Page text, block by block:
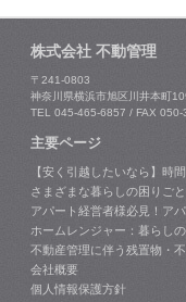
株式会社 不動管理
〒241-0803
神奈川県横浜市旭区川井本町
TEL 045-465-6857 / FAX 050-
主要ページ
【安く引越したいなら】時
さまざまな暮らしの困りご
アパート経営者様必見！ア
ホームレンジャー：暮らし
不動産管理に伴う残置物・
会社概要
個人情報保護方針